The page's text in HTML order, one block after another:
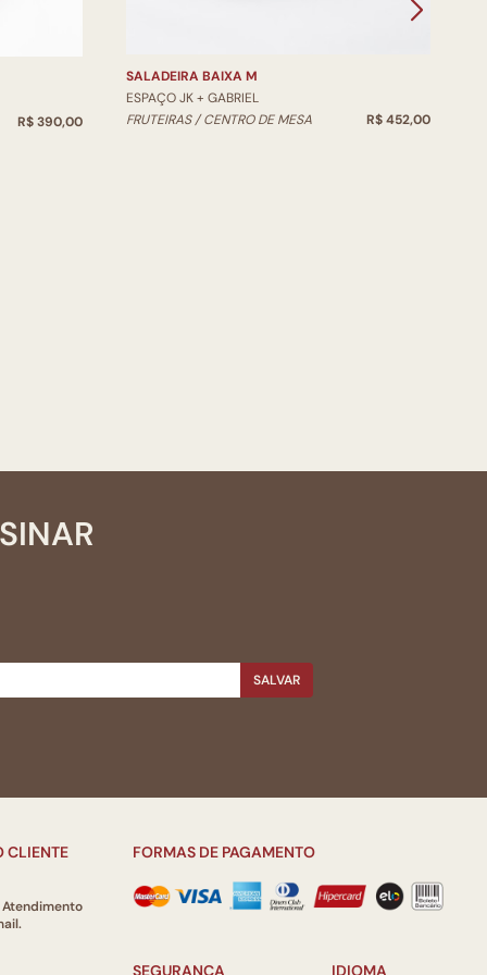
R$ 390,00
SALADEIRA BAIXA M
ESPAÇO JK + GABRIEL
FRUTEIRAS / CENTRO DE MESA
R$ 452,00
SALVAR
CLIENTE
Atendimento
FORMAS DE PAGAMENTO
SEGURANÇA IDIOMA